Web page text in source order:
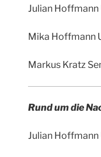
Julian Hoffmann
Mika Hoffmann
Markus Kratz
Rund um die
Julian Hoffmann